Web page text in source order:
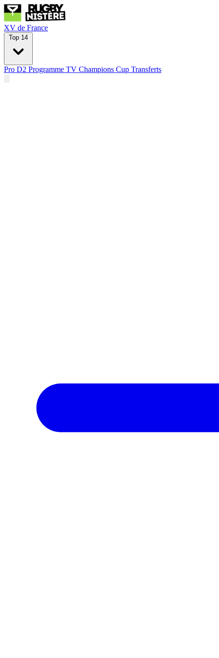
XV de France
Top 14
Pro D2 Programme TV Champions Cup Transferts